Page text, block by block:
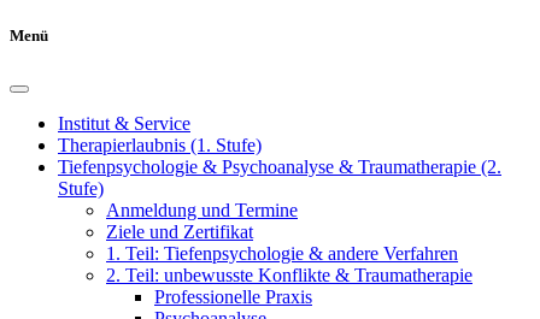
Menü
Institut & Service
Therapierlaubnis (1. Stufe)
Tiefenpsychologie & Psychoanalyse & Traumatherapie (2.
Stufe)
Anmeldung und Termine
Ziele und Zertifikat
1. Teil: Tiefenpsychologie & andere Verfahren
2. Teil: unbewusste Konflikte & Traumatherapie
Professionelle Praxis